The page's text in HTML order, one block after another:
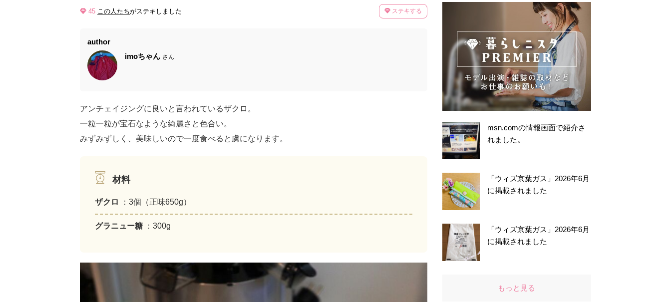
45 この人たちがステキしました ステキする
author
imoちゃん さん
アンチェイジングに良いと言われているザクロ。
一粒一粒が宝石なような綺麗さと色合い。
みずみずしく、美味しいので一度食べると虜になります。
材料
ザクロ ：3個（正味650g）
グラニュー糖 ：300g
msn.comの情報画面で紹介さ
れました。
「ウィズ京葉ガス」2026年6月
に掲載されました
「ウィズ京葉ガス」2026年6月
に掲載されました
もっと見る